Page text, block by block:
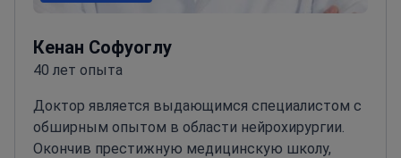
Кенан Софуоглу
40 лет опыта
Доктор является выдающимся специалистом с
обширным опытом в области нейрохирургии.
Окончив престижную медицинскую школу,